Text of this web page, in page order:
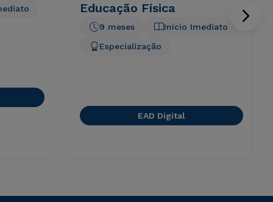
Educação Física
Início Imediato
9 meses
Especialização
EAD Digital